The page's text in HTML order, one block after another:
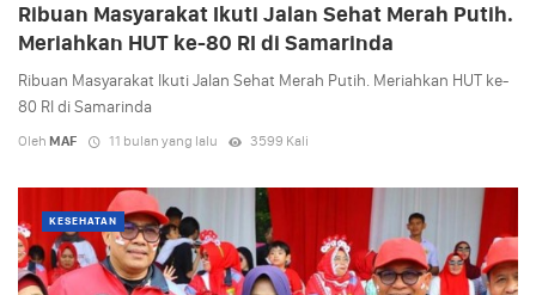
Ribuan Masyarakat Ikuti Jalan Sehat Merah Putih.
Meriahkan HUT ke-80 RI di Samarinda
Ribuan Masyarakat Ikuti Jalan Sehat Merah Putih. Meriahkan HUT ke-
80 RI di Samarinda
Oleh MAF 11 bulan yang lalu 3599 Kali
KESEHATAN